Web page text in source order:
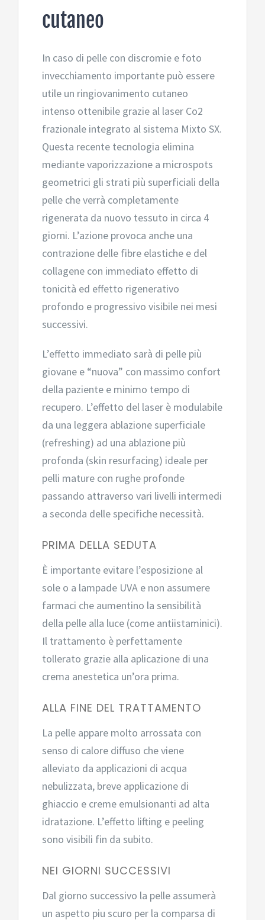
cutaneo
In caso di pelle con discromie e foto
invecchiamento importante può essere
utile un ringiovanimento cutaneo
intenso ottenibile grazie al laser Co2
frazionale integrato al sistema Mixto SX.
Questa recente tecnologia elimina
mediante vaporizzazione a microspots
geometrici gli strati più superficiali della
pelle che verrà completamente
rigenerata da nuovo tessuto in circa 4
giorni. L’azione provoca anche una
contrazione delle fibre elastiche e del
collagene con immediato effetto di
tonicità ed effetto rigenerativo
profondo e progressivo visibile nei mesi
successivi.
L’effetto immediato sarà di pelle più
giovane e “nuova” con massimo confort
della paziente e minimo tempo di
recupero. L’effetto del laser è modulabile
da una leggera ablazione superficiale
(refreshing) ad una ablazione più
profonda (skin resurfacing) ideale per
pelli mature con rughe profonde
passando attraverso vari livelli intermedi
a seconda delle specifiche necessità.
PRIMA DELLA SEDUTA
È importante evitare l’esposizione al
sole o a lampade UVA e non assumere
farmaci che aumentino la sensibilità
della pelle alla luce (come antiistaminici).
Il trattamento è perfettamente
tollerato grazie alla aplicazione di una
crema anestetica un’ora prima.
ALLA FINE DEL TRATTAMENTO
La pelle appare molto arrossata con
senso di calore diffuso che viene
alleviato da applicazioni di acqua
nebulizzata, breve applicazione di
ghiaccio e creme emulsionanti ad alta
idratazione. L’effetto lifting e peeling
sono visibili fin da subito.
NEI GIORNI SUCCESSIVI
Dal giorno successivo la pelle assumerà
un aspetto piu scuro per la comparsa di